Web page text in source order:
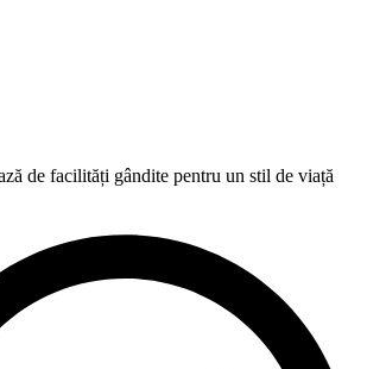
de facilități gândite pentru un stil de viață